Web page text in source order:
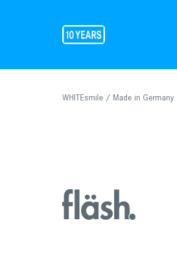
WHITEsmile / Made in Germany